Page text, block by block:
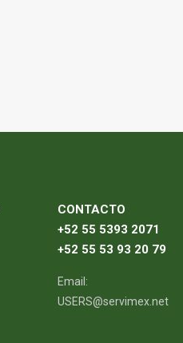
CONTACTO
+52 55 5393 2071
+52 55 53 93 20 79
Email:
USERS@servimex.net